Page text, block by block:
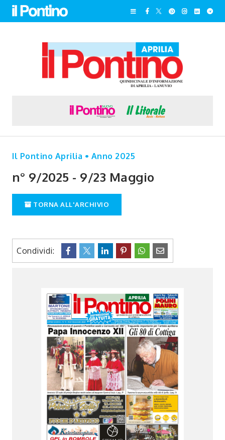
Il Pontino Aprilia • Anno 2025
n° 9/2025 - 9/23 Maggio
TORNA ALL'ARCHIVIO
Condividi: